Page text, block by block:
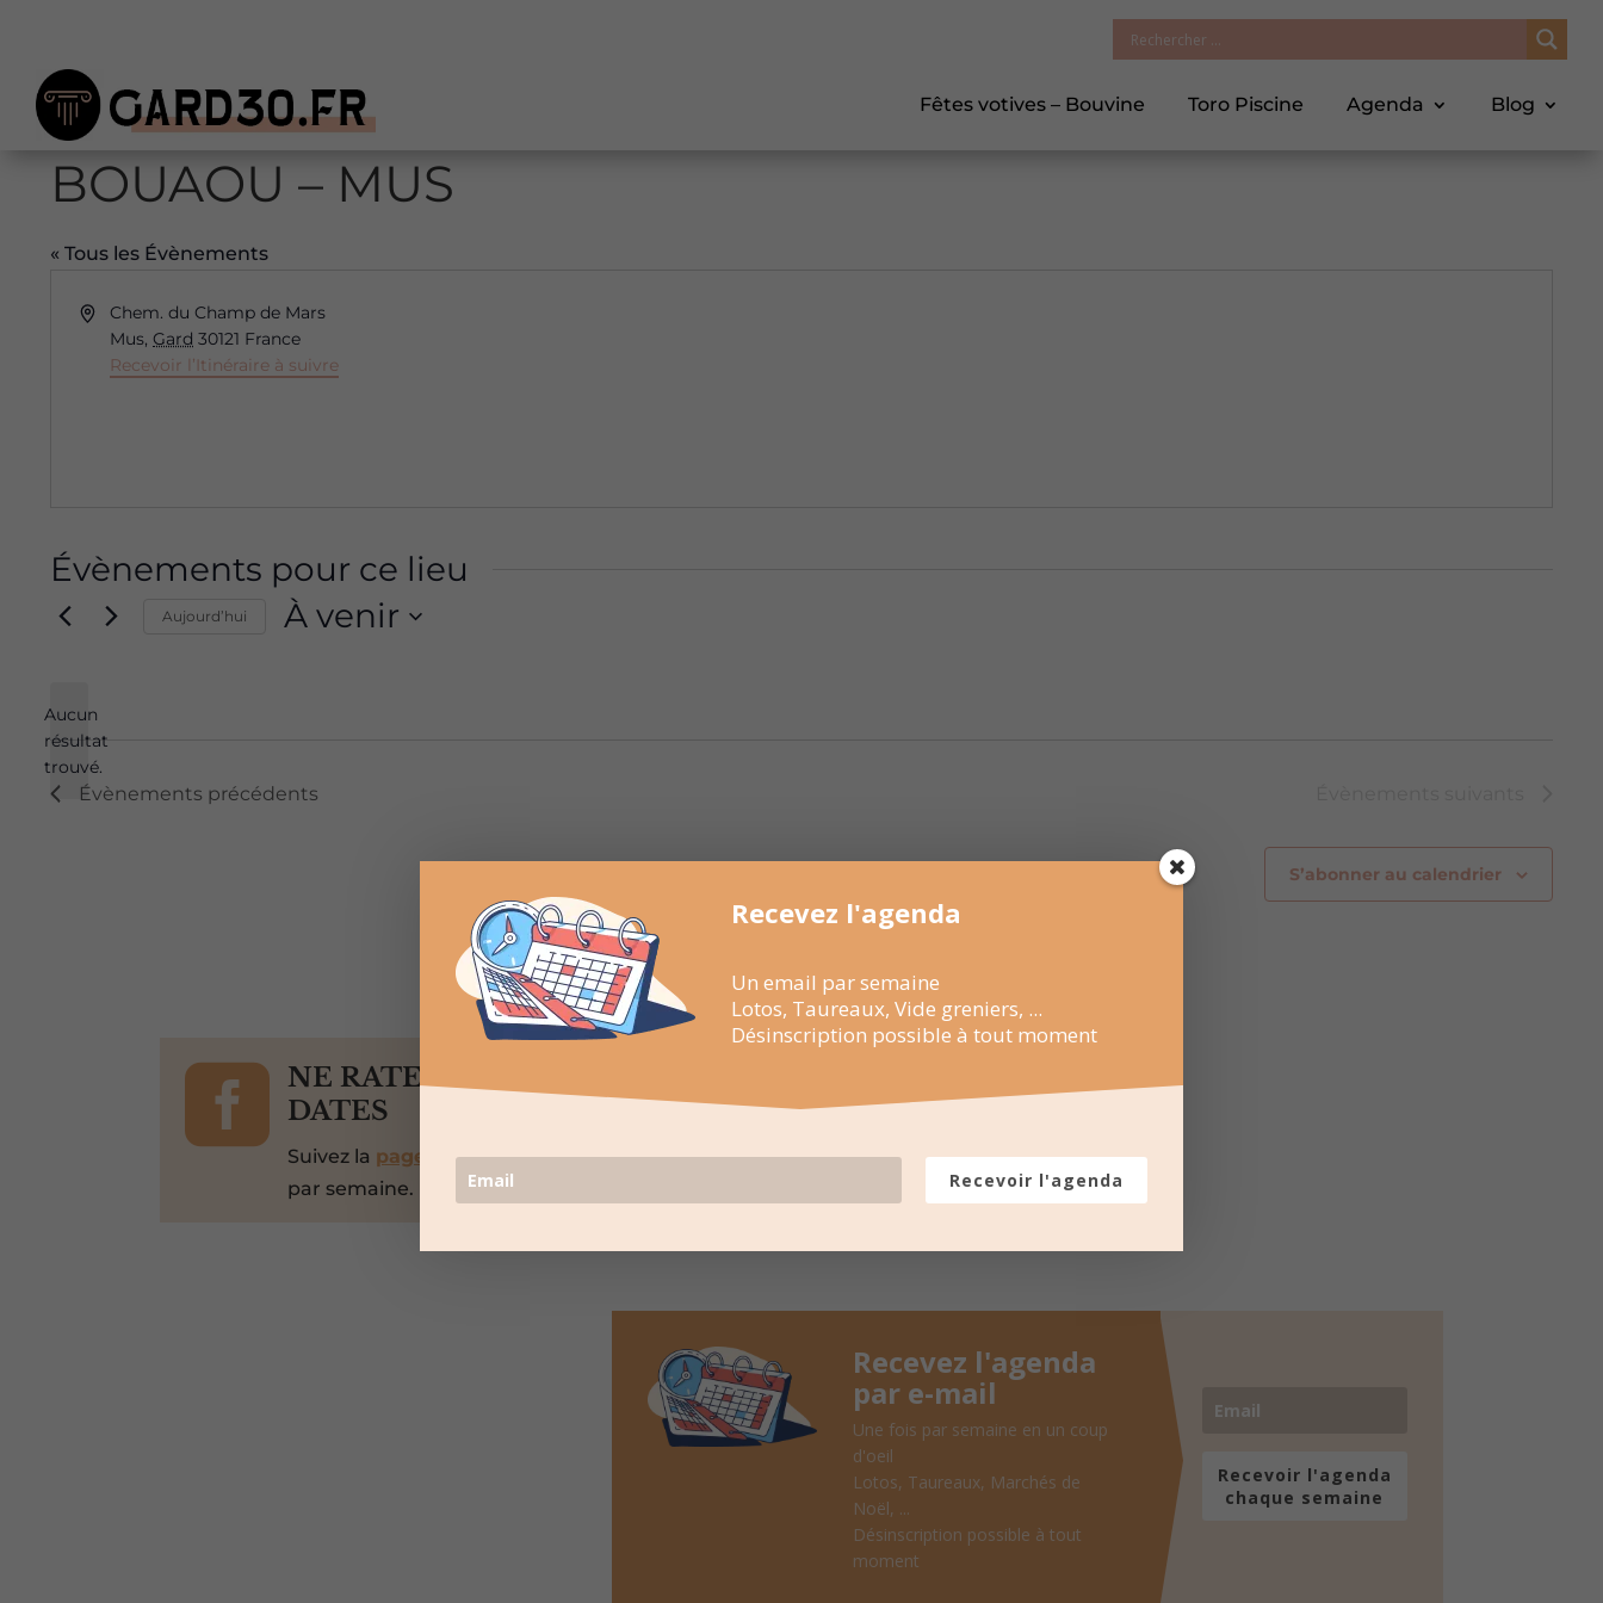
Fêtes votives – Bouvine Toro Piscine Agenda Blog
BOUAOU – MUS
« Tous les Évènements
AdresseChem. du Champ de Mars
Mus, Gard 30121 France
Recevoir l’Itinéraire à suivre
Évènements pour ce lieu
Notice
Aucun
résultat
trouvé.
Aujourd’hui À venir
Évènements précédents
S’abonner au calendrier

NE RATEZ PAS LES PROCHAINES
DATES
Suivez la page Facebookpour recevoir un résumé une fois
par semaine.
Recevez l'agenda
par e-mail
Une fois par semaine en un coup
d'oeil
Lotos, Taureaux, Marchés de
Noël, ...
Désinscription possible à tout
moment
Recevoir l'agenda
chaque semaine
Recevez l'agenda
Un email par semaine
Lotos, Taureaux, Vide greniers, ...
Désinscription possible à tout moment
Recevoir l'agenda